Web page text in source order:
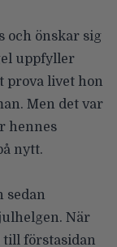
och önskar sig
uppfyller
prova livet hon
Men det var
hennes
nytt.
sedan
När
till förstasidan